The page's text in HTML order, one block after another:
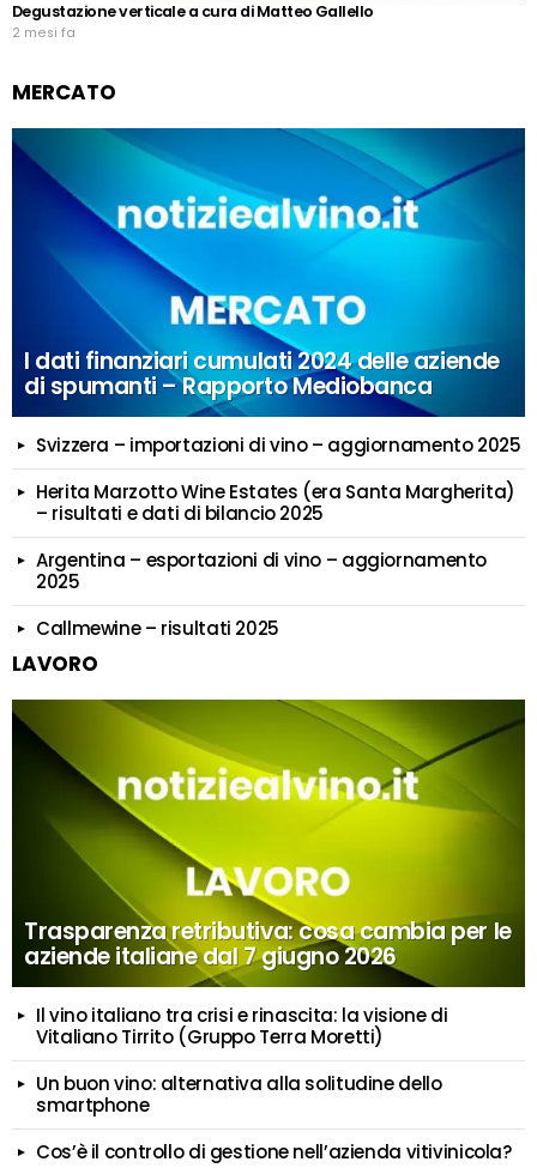
Degustazione verticale a cura di Matteo Gallello
2 mesi fa
MERCATO
I dati finanziari cumulati 2024 delle aziende
di spumanti – Rapporto Mediobanca
Svizzera – importazioni di vino – aggiornamento 2025
Herita Marzotto Wine Estates (era Santa Margherita)
– risultati e dati di bilancio 2025
Argentina – esportazioni di vino – aggiornamento
2025
Callmewine – risultati 2025
LAVORO
Trasparenza retributiva: cosa cambia per le
aziende italiane dal 7 giugno 2026
Il vino italiano tra crisi e rinascita: la visione di
Vitaliano Tirrito (Gruppo Terra Moretti)
Un buon vino: alternativa alla solitudine dello
smartphone
Cos’è il controllo di gestione nell’azienda vitivinicola?